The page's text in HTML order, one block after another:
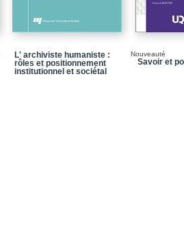
10. La référence,
11. Les ressources
12. Les supports
13. Les sanctions
L' archiviste humaniste :
rôles et positionnement
institutionnel et sociétal
Nouveauté
Savoir et